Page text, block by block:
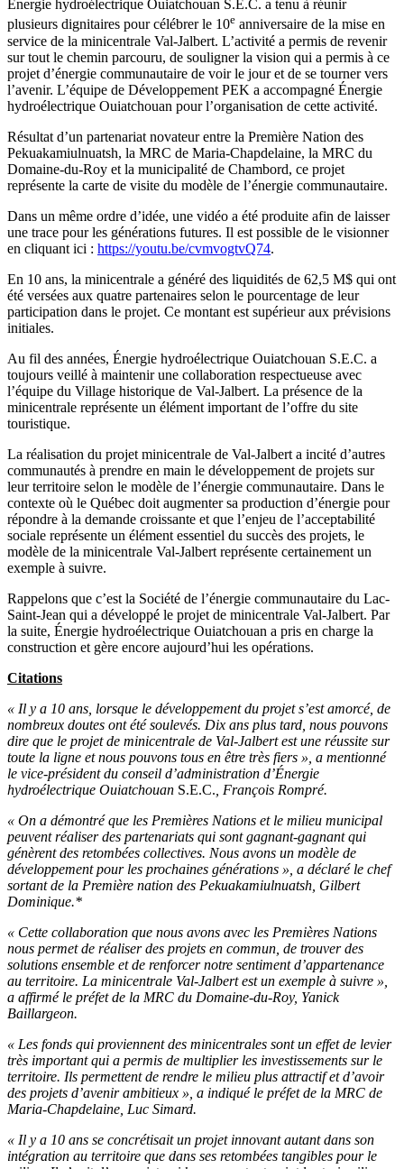
Énergie hydroélectrique Ouiatchouan S.E.C. a tenu à réunir
plusieurs dignitaires pour célébrer le 10e anniversaire de la mise en
service de la minicentrale Val-Jalbert. L’activité a permis de revenir
sur tout le chemin parcouru, de souligner la vision qui a permis à ce
projet d’énergie communautaire de voir le jour et de se tourner vers
l’avenir. L’équipe de Développement PEK a accompagné Énergie
hydroélectrique Ouiatchouan pour l’organisation de cette activité.
Résultat d’un partenariat novateur entre la Première Nation des
Pekuakamiulnuatsh, la MRC de Maria-Chapdelaine, la MRC du
Domaine-du-Roy et la municipalité de Chambord, ce projet
représente la carte de visite du modèle de l’énergie communautaire.
Dans un même ordre d’idée, une vidéo a été produite afin de laisser
une trace pour les générations futures. Il est possible de le visionner
en cliquant ici : https://youtu.be/cvmvogtvQ74.
En 10 ans, la minicentrale a généré des liquidités de 62,5 M$ qui ont
été versées aux quatre partenaires selon le pourcentage de leur
participation dans le projet. Ce montant est supérieur aux prévisions
initiales.
Au fil des années, Énergie hydroélectrique Ouiatchouan S.E.C. a
toujours veillé à maintenir une collaboration respectueuse avec
l’équipe du Village historique de Val-Jalbert. La présence de la
minicentrale représente un élément important de l’offre du site
touristique.
La réalisation du projet minicentrale de Val-Jalbert a incité d’autres
communautés à prendre en main le développement de projets sur
leur territoire selon le modèle de l’énergie communautaire. Dans le
contexte où le Québec doit augmenter sa production d’énergie pour
répondre à la demande croissante et que l’enjeu de l’acceptabilité
sociale représente un élément essentiel du succès des projets, le
modèle de la minicentrale Val-Jalbert représente certainement un
exemple à suivre.
Rappelons que c’est la Société de l’énergie communautaire du Lac-
Saint-Jean qui a développé le projet de minicentrale Val-Jalbert. Par
la suite, Énergie hydroélectrique Ouiatchouan a pris en charge la
construction et gère encore aujourd’hui les opérations.
Citations
« Il y a 10 ans, lorsque le développement du projet s’est amorcé, de
nombreux doutes ont été soulevés. Dix ans plus tard, nous pouvons
dire que le projet de minicentrale de Val-Jalbert est une réussite sur
toute la ligne et nous pouvons tous en être très fiers », a mentionné
le vice-président du conseil d’administration d’Énergie
hydroélectrique Ouiatchouan S.E.C. , François Rompré.
« On a démontré que les Premières Nations et le milieu municipal
peuvent réaliser des partenariats qui sont gagnant-gagnant qui
génèrent des retombées collectives. Nous avons un modèle de
développement pour les prochaines générations », a déclaré le chef
sortant de la Première nation des Pekuakamiulnuatsh, Gilbert
Dominique.*
« Cette collaboration que nous avons avec les Premières Nations
nous permet de réaliser des projets en commun, de trouver des
solutions ensemble et de renforcer notre sentiment d’appartenance
au territoire. La minicentrale Val-Jalbert est un exemple à suivre »,
a affirmé le préfet de la MRC du Domaine-du-Roy, Yanick
Baillargeon.
« Les fonds qui proviennent des minicentrales sont un effet de levier
très important qui a permis de multiplier les investissements sur le
territoire. Ils permettent de rendre le milieu plus attractif et d’avoir
des projets d’avenir ambitieux », a indiqué le préfet de la MRC de
Maria-Chapdelaine, Luc Simard.
« Il y a 10 ans se concrétisait un projet innovant autant dans son
intégration au territoire que dans ses retombées tangibles pour le